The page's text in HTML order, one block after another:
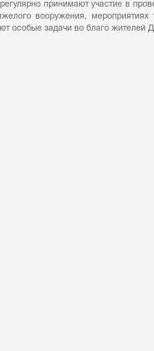
принимают участие в
вооружения,
особые задачи во благо жителей